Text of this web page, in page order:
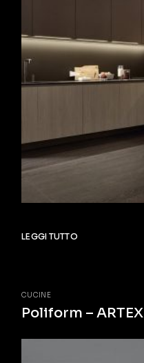
LEGGI TUTTO
CUCINE
Poliform – ARTEX